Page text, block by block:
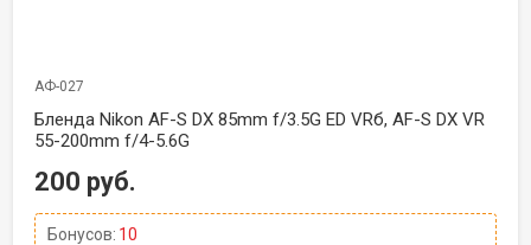
АФ-027
Бленда Nikon AF-S DX 85mm f/3.5G ED VRб, AF-S DX VR
55-200mm f/4-5.6G
200 руб.
Бонусов: 10